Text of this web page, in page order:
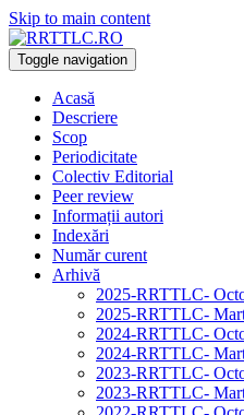
Skip to main content
Toggle navigation
Acasă
Descriere
Scop
Periodicitate
Colectiv Editorial
Peer review
Informații autori
Indexări
Număr curent
Arhivă
2025-RRTTLC-
2025-RRTTLC-
2024-RRTTLC-
2024-RRTTLC-
2023-RRTTLC-
2023-RRTTLC-